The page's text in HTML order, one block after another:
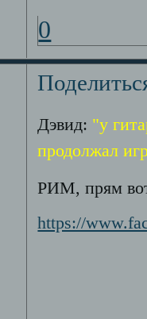
0
Дэвид: "у
продолжал
РИМ, прям
https://